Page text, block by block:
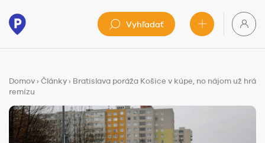
Vyhľadať
Domov › Články › Bratislava poráža Košice v kúpe, no nájom už hrá
remízu